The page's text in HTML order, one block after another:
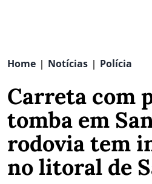
Home | Notícias | Polícia
Carreta com
tomba em
rodovia tem
no litoral de